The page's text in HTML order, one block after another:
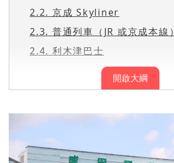
開啟大綱
2.2. 京成 Skyliner
2.3. 普通列車（JR 或京成本線）
2.4. 利木津巴士